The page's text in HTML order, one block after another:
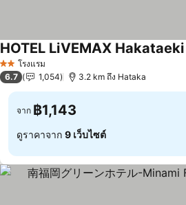
2 ดาวโรงแรม
HOTEL LiVEMAX
6.7 1,054 3.2 km ถึง Hataka
จาก ฿1,143
ดูราคาจาก 9 เว็บไซต์